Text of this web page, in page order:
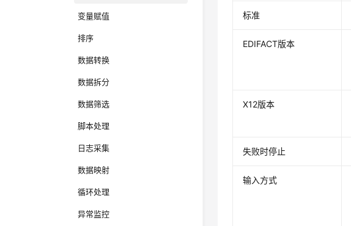
变量赋值
排序
数据转换
数据拆分
数据筛选
脚本处理
日志采集
数据映射
循环处理
异常监控
标准
EDIFACT版本
X12版本
失败时停止
输入方式